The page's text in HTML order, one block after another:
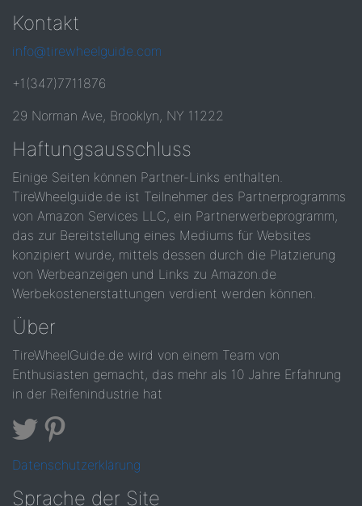
Kontakt
info@tirewheelguide.com
+1(347)7711876
29 Norman Ave, Brooklyn, NY 11222
Haftungsausschluss
Einige Seiten können Partner-Links enthalten.
TireWheelguide.de ist Teilnehmer des Partnerprogramms
von Amazon Services LLC, ein Partnerwerbeprogramm,
das zur Bereitstellung eines Mediums für Websites
konzipiert wurde, mittels dessen durch die Platzierung
von Werbeanzeigen und Links zu Amazon.de
Werbekostenerstattungen verdient werden können.
Über
TireWheelGuide.de wird von einem Team von
Enthusiasten gemacht, das mehr als 10 Jahre Erfahrung
in der Reifenindustrie hat
Datenschutzerklärung
Sprache der Site